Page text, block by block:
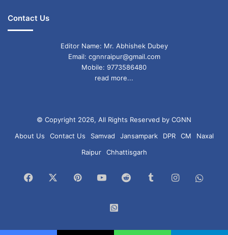
Contact Us
Editor Name: Mr. Abhishek Dubey
Email: cgnnraipur@gmail.com
Mobile: 9773586480
read more...
© Copyright 2026, All Rights Reserved by CGNN
About Us
Contact Us Samvad Jansampark DPR CM
Naxal
Raipur
Chhattisgarh
Facebook PinterestYouTubeReddit TumblrInstagram
Group